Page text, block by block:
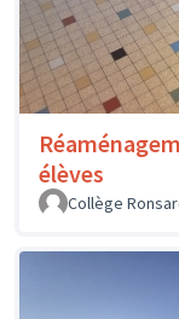
élèves
Collège